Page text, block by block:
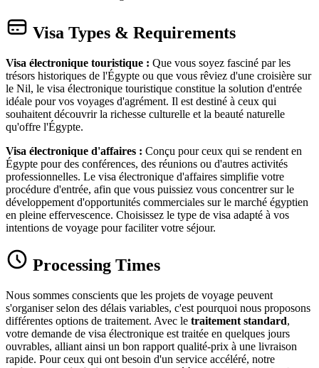
Visa Types & Requirements
Visa électronique touristique : Que vous soyez fasciné par les
trésors historiques de l'Égypte ou que vous rêviez d'une croisière sur
le Nil, le visa électronique touristique constitue la solution d'entrée
idéale pour vos voyages d'agrément. Il est destiné à ceux qui
souhaitent découvrir la richesse culturelle et la beauté naturelle
qu'offre l'Égypte.
Visa électronique d'affaires : Conçu pour ceux qui se rendent en
Égypte pour des conférences, des réunions ou d'autres activités
professionnelles. Le visa électronique d'affaires simplifie votre
procédure d'entrée, afin que vous puissiez vous concentrer sur le
développement d'opportunités commerciales sur le marché égyptien
en pleine effervescence. Choisissez le type de visa adapté à vos
intentions de voyage pour faciliter votre séjour.
Processing Times
Nous sommes conscients que les projets de voyage peuvent
s'organiser selon des délais variables, c'est pourquoi nous proposons
différentes options de traitement. Avec le traitement standard,
votre demande de visa électronique est traitée en quelques jours
ouvrables, alliant ainsi un bon rapport qualité-prix à une livraison
rapide. Pour ceux qui ont besoin d'un service accéléré, notre